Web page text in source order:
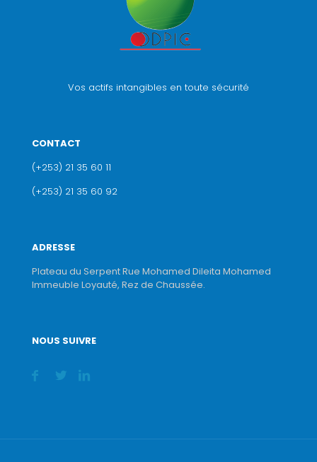
Vos actifs intangibles en toute sécurité
CONTACT
(+253) 21 35 60 11
(+253) 21 35 60 92
ADRESSE
Plateau du Serpent Rue Mohamed Dileita Mohamed
Immeuble Loyauté, Rez de Chaussée.
NOUS SUIVRE